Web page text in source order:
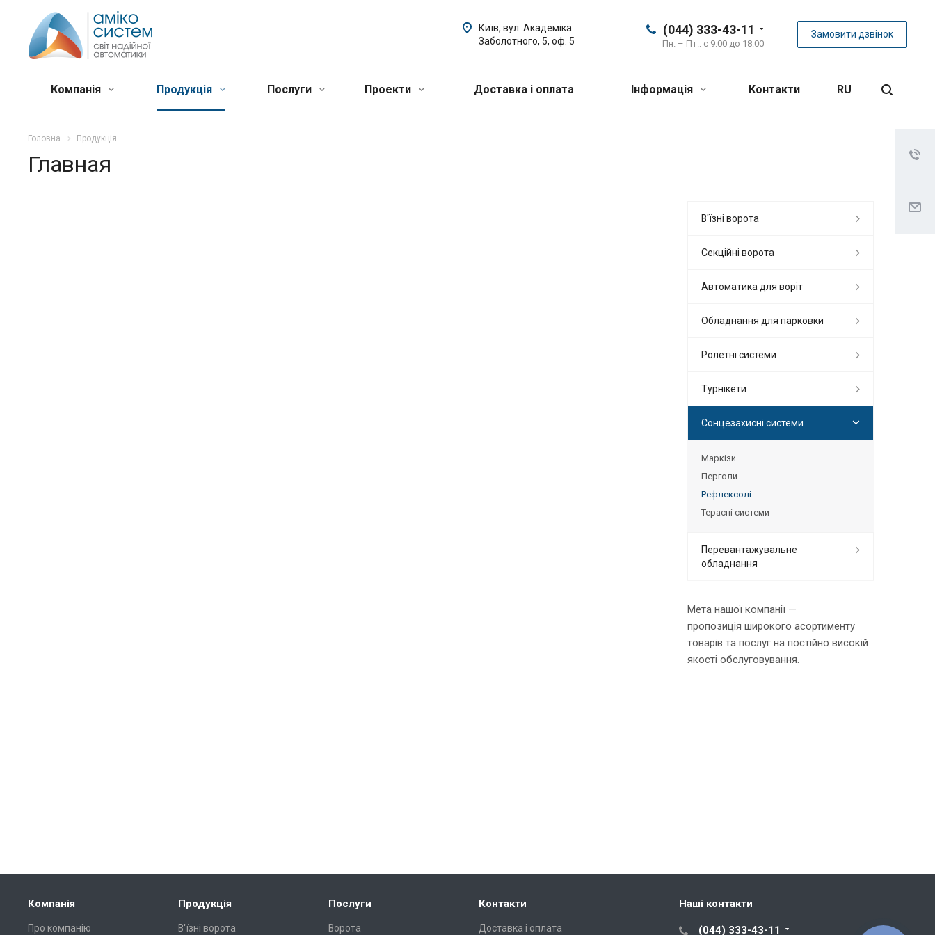
(044) 333-43-11
Пн. – Пт.: с 9:00 до 18:00
Замовити дзвінок
Київ, вул. Академіка
Заболотного, 5, оф. 5
Компанія Продукція Послуги Проекти Доставка і оплата Інформація Контакти RU
Головна Продукція
Главная
В'їзні ворота
Секційні ворота
Автоматика для воріт
Обладнання для парковки
Ролетні системи
Турнікети
Сонцезахисні системи
Маркізи
Перголи
Рефлексолі
Терасні системи
Перевантажувальне
обладнання
Мета нашої компанії —
пропозиція широкого асортименту
товарів та послуг на постійно високій
якості обслуговування.
Компанія
Про компанію
Продукція
В'їзні ворота
Послуги
Ворота
Контакти
Доставка і оплата
Наші контакти
(044) 333-43-11